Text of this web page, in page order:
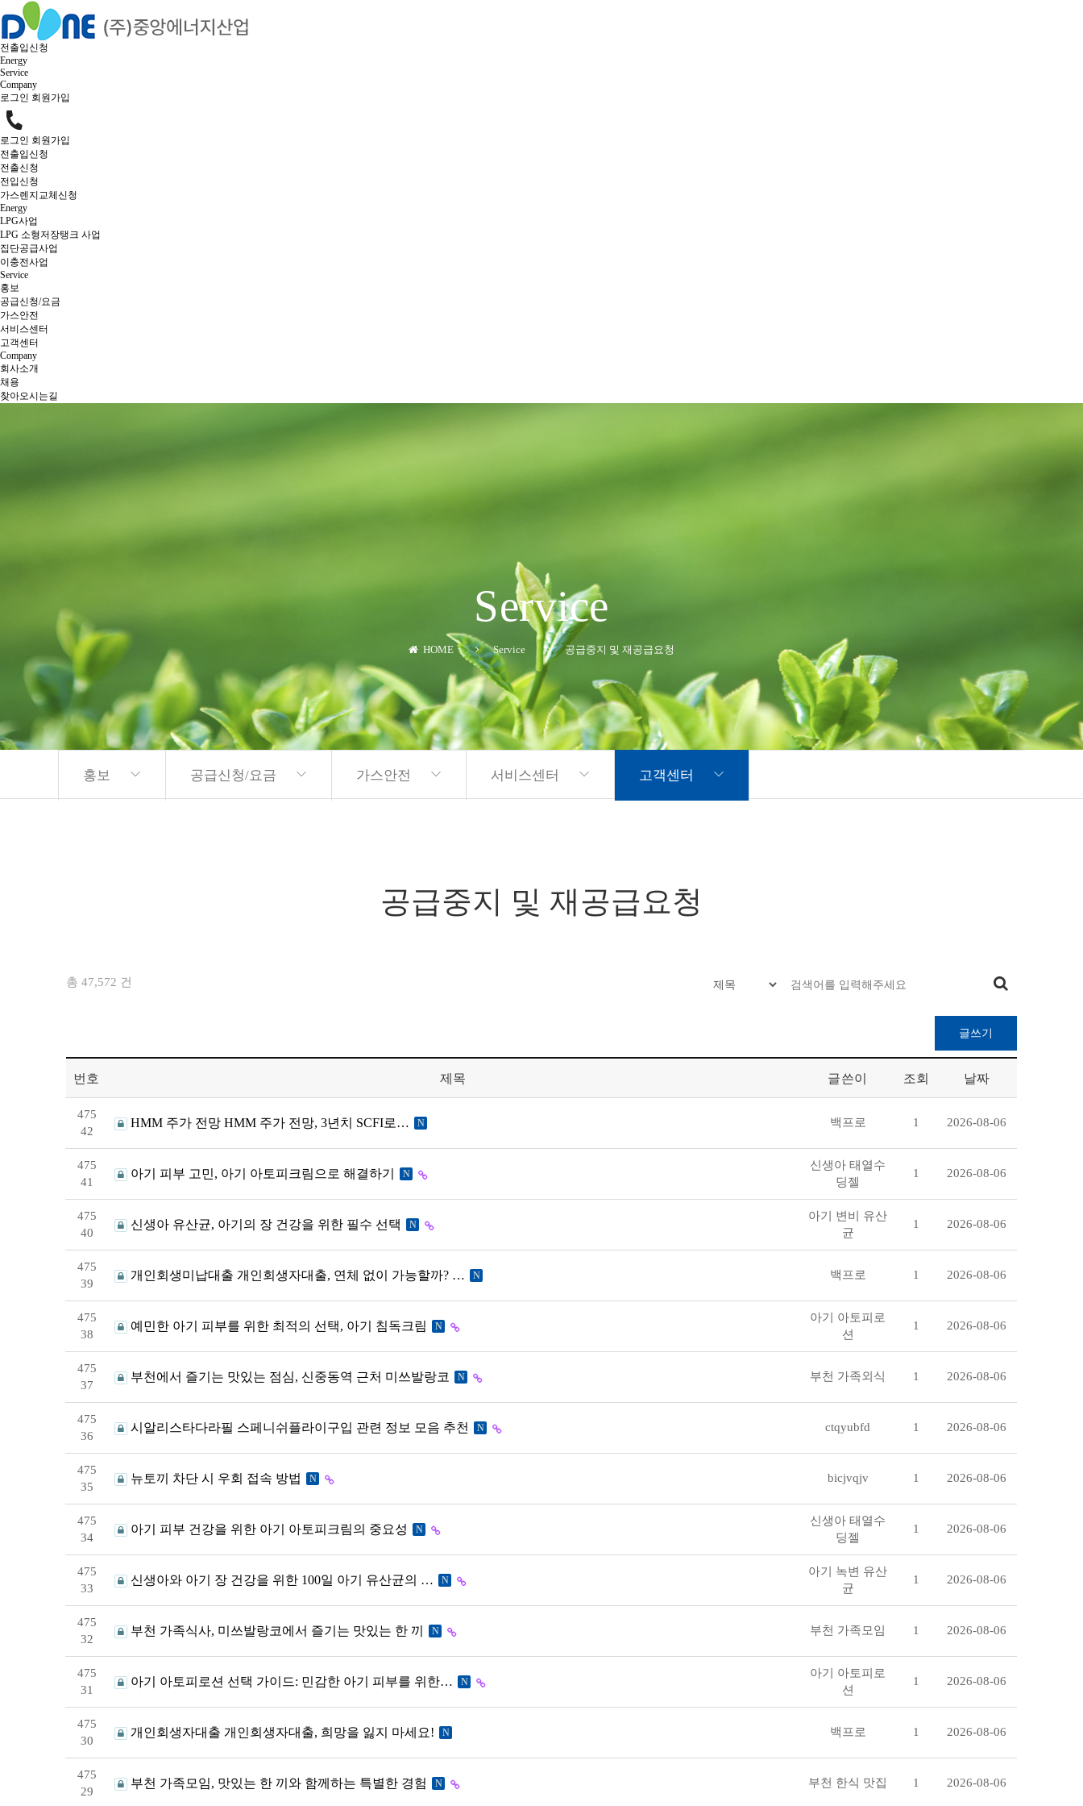
전출입신청
Energy
Service
Company
로그인 회원가입
로그인 회원가입
전출입신청
전출신청
전입신청
가스렌지교체신청
Energy
LPG사업
LPG 소형저장탱크 사업
집단공급사업
이충전사업
Service
홍보
공급신청/요금
가스안전
서비스센터
고객센터
Company
회사소개
채용
찾아오시는길
홍보 공급신청/요금 가스안전 서비스센터 고객센터
Service
HOME Service 공급중지 및 재공급요청
공급중지 및 재공급요청
총 47,572 건
글쓰기
번호 제목 글쓴이 조회 날짜
475
42
HMM 주가 전망 HMM 주가 전망, 3년치 SCFI로… N 백프로 1 2026-08-06
475
41
아기 피부 고민, 아기 아토피크림으로 해결하기 N
신생아 태열수
딩젤
1 2026-08-06
475
40
신생아 유산균, 아기의 장 건강을 위한 필수 선택 N
아기 변비 유산
균
1 2026-08-06
475
39
개인회생미납대출 개인회생자대출, 연체 없이 가능할까? … N 백프로 1 2026-08-06
475
38
예민한 아기 피부를 위한 최적의 선택, 아기 침독크림 N
아기 아토피로
션
1 2026-08-06
475
37
부천에서 즐기는 맛있는 점심, 신중동역 근처 미쓰발랑코 N 부천 가족외식 1 2026-08-06
475
36
시알리스타다라필 스페니쉬플라이구입 관련 정보 모음 추천 N ctqyubfd 1 2026-08-06
475
35
뉴토끼 차단 시 우회 접속 방법 N bicjvqjv 1 2026-08-06
475
34
아기 피부 건강을 위한 아기 아토피크림의 중요성 N
신생아 태열수
딩젤
1 2026-08-06
475
33
신생아와 아기 장 건강을 위한 100일 아기 유산균의 … N
아기 녹변 유산
균
1 2026-08-06
475
32
부천 가족식사, 미쓰발랑코에서 즐기는 맛있는 한 끼 N 부천 가족모임 1 2026-08-06
475
31
아기 아토피로션 선택 가이드: 민감한 아기 피부를 위한… N
아기 아토피로
션
1 2026-08-06
475
30
개인회생자대출 개인회생자대출, 희망을 잃지 마세요! N 백프로 1 2026-08-06
475
29
부천 가족모임, 맛있는 한 끼와 함께하는 특별한 경험 N 부천 한식 맛집 1 2026-08-06